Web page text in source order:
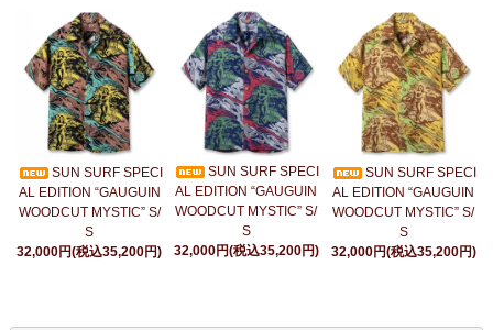
SUN SURF SPECI
AL EDITION “GAUGUIN
WOODCUT MYSTIC” S/
S
32,000円(税込35,200円)
SUN SURF SPECI
AL EDITION “GAUGUIN
WOODCUT MYSTIC” S/
S
32,000円(税込35,200円)
SUN SURF SPECI
AL EDITION “GAUGUIN
WOODCUT MYSTIC” S/
S
32,000円(税込35,200円)